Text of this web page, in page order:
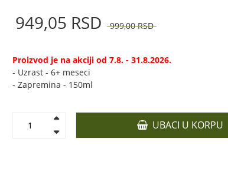
949,05 RSD 999,00 RSD
Proizvod je na akciji od 7.8. - 31.8.2026.
- Uzrast - 6+ meseci
- Zapremina - 150ml
UBACI U KORPU